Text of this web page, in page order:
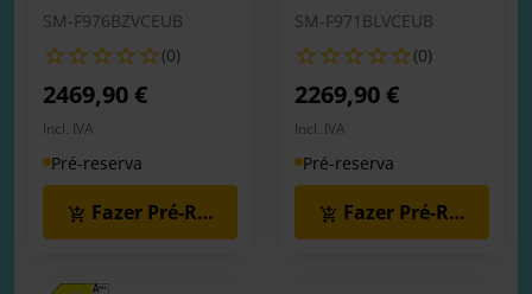
SM-F976BZVCEUB
(0)
2469,90 €
Incl. IVA
Pré-reserva
Fazer Pré-Reserva
SM-F971BLVCEUB
(0)
2269,90 €
Incl. IVA
Pré-reserva
Fazer Pré-Reserva